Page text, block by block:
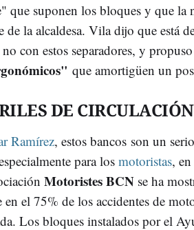
suponen los bloques y que la
la alcaldesa. Vila dijo que está
con estos separadores, y
que amortigüen un
DE CIRCULACIÓN
Ramírez, estos bancos son un
para los motoristas,
Motoristes BCN se ha
el 75% de los accidentes de
Los bloques instalados por el